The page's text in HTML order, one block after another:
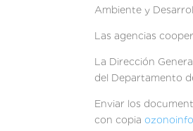
Ambiente y
Las agencias
La Dirección
del Departamento
Enviar los
con copia